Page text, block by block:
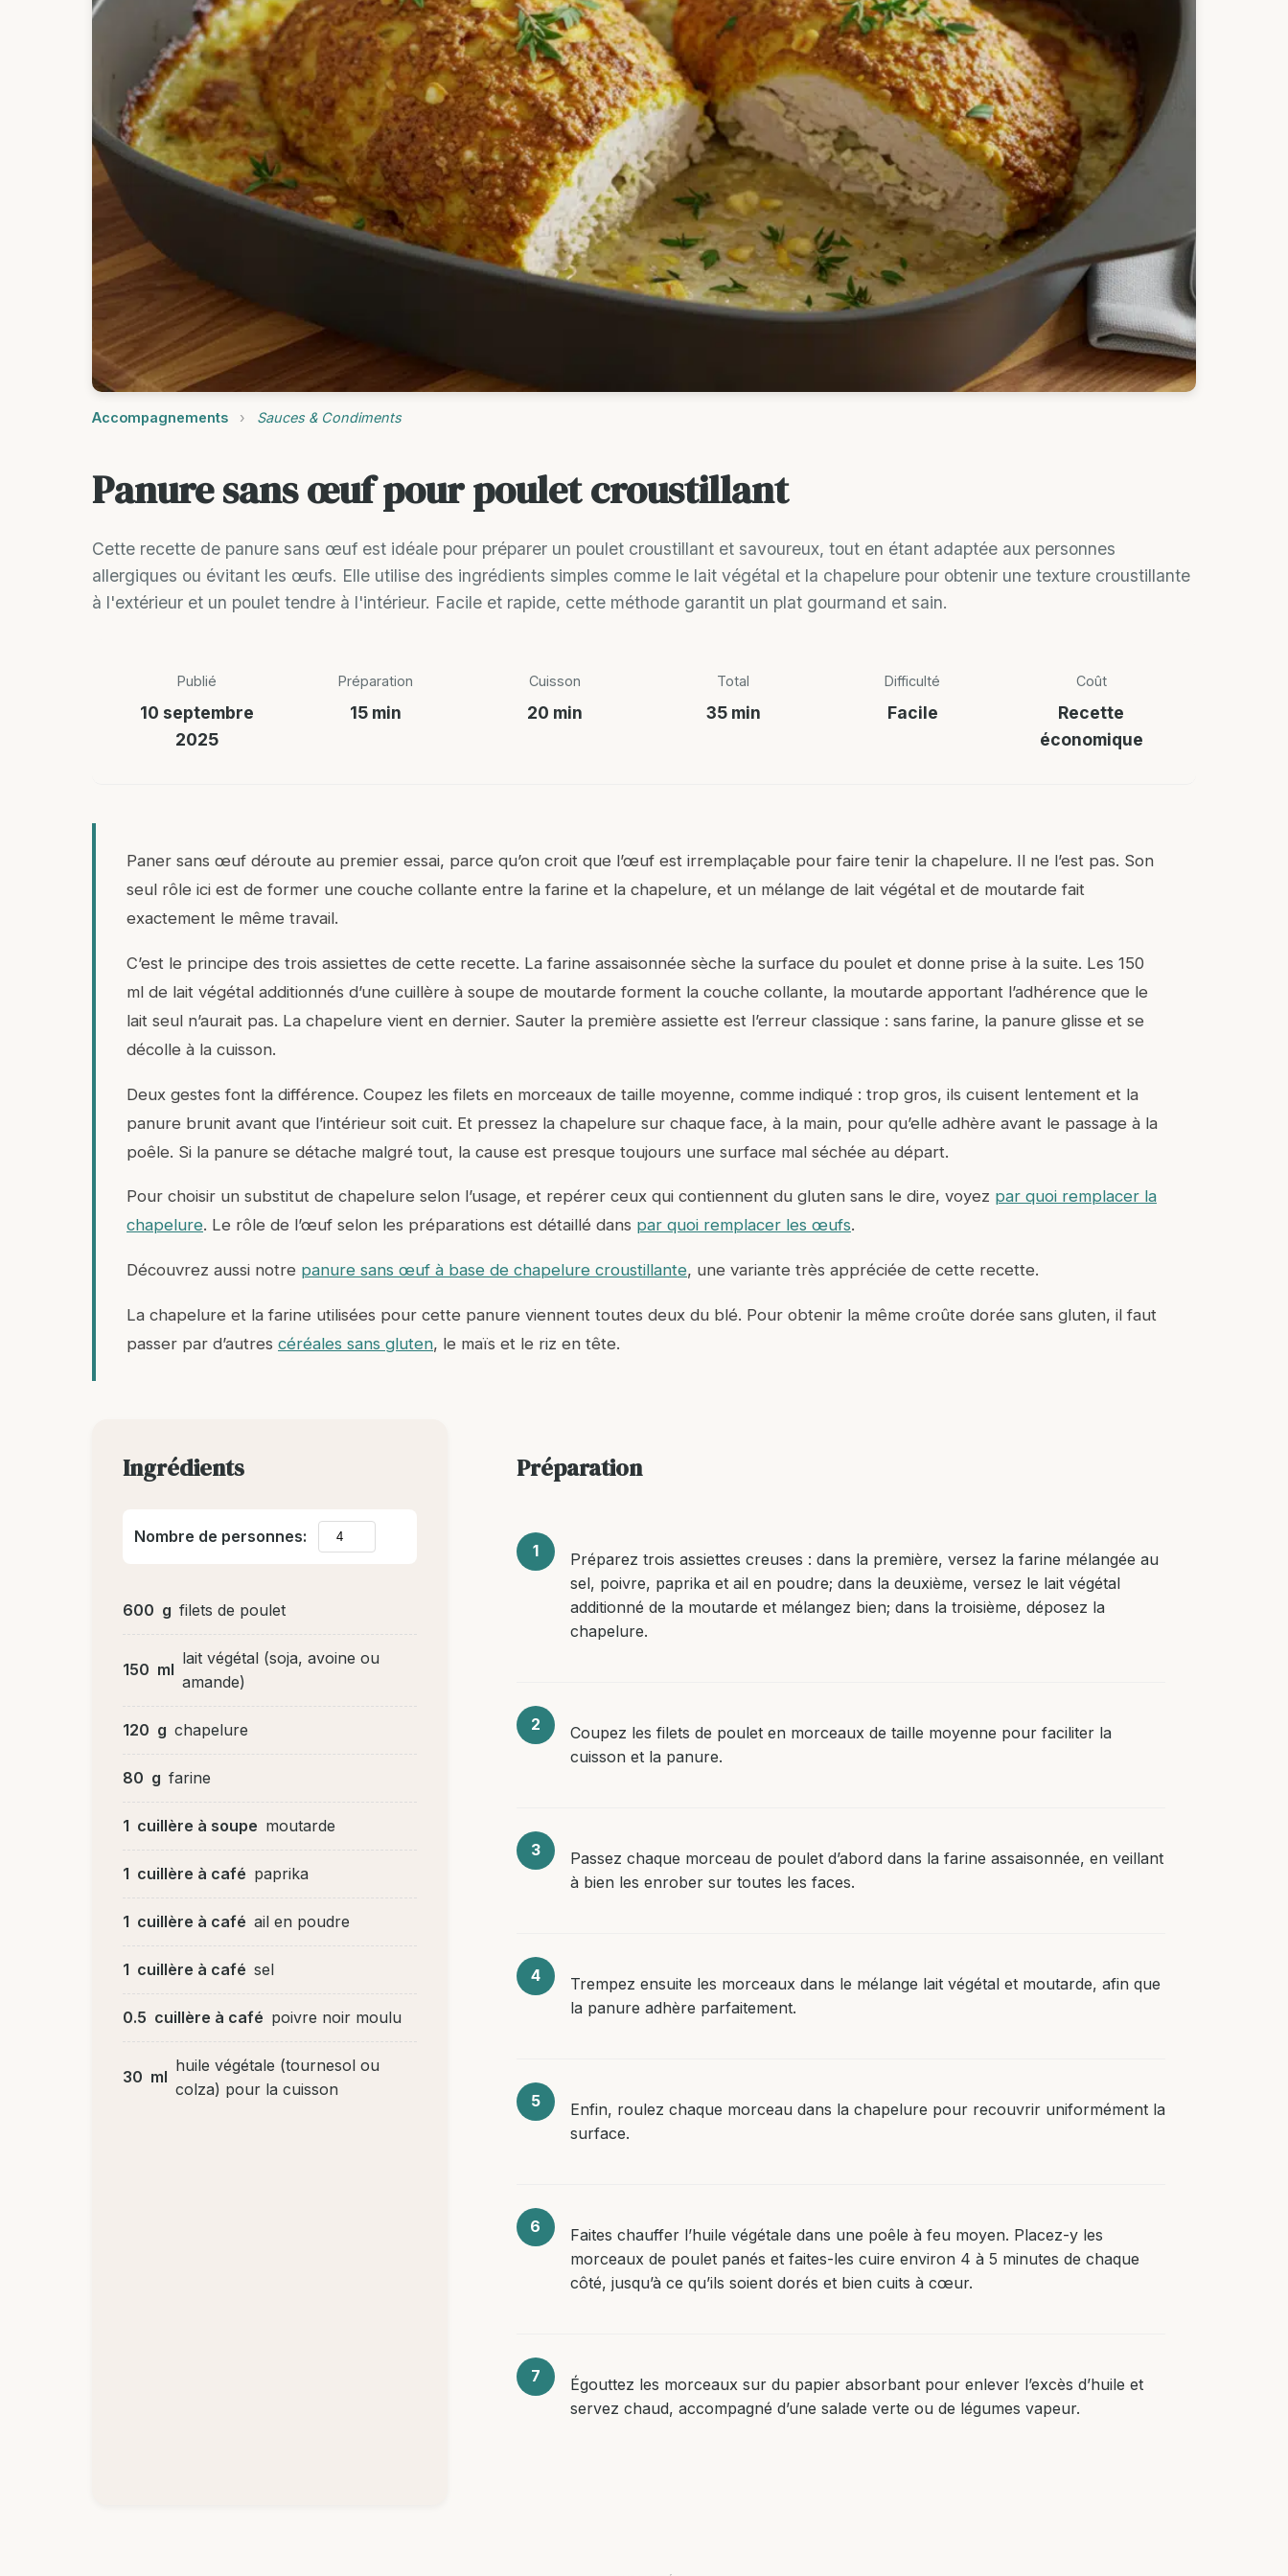
Accompagnements › Sauces & Condiments
Panure sans œuf pour poulet croustillant
Cette recette de panure sans œuf est idéale pour préparer un poulet croustillant et savoureux, tout en étant adaptée aux personnes
allergiques ou évitant les œufs. Elle utilise des ingrédients simples comme le lait végétal et la chapelure pour obtenir une texture croustillante
à l'extérieur et un poulet tendre à l'intérieur. Facile et rapide, cette méthode garantit un plat gourmand et sain.
Publié
10 septembre
2025
Préparation
15 min
Cuisson
20 min
Total
35 min
Difficulté
Facile
Coût
Recette
économique
Paner sans œuf déroute au premier essai, parce qu’on croit que l’œuf est irremplaçable pour faire tenir la chapelure. Il ne l’est pas. Son
seul rôle ici est de former une couche collante entre la farine et la chapelure, et un mélange de lait végétal et de moutarde fait
exactement le même travail.
C’est le principe des trois assiettes de cette recette. La farine assaisonnée sèche la surface du poulet et donne prise à la suite. Les 150
ml de lait végétal additionnés d’une cuillère à soupe de moutarde forment la couche collante, la moutarde apportant l’adhérence que le
lait seul n’aurait pas. La chapelure vient en dernier. Sauter la première assiette est l’erreur classique : sans farine, la panure glisse et se
décolle à la cuisson.
Deux gestes font la différence. Coupez les filets en morceaux de taille moyenne, comme indiqué : trop gros, ils cuisent lentement et la
panure brunit avant que l’intérieur soit cuit. Et pressez la chapelure sur chaque face, à la main, pour qu’elle adhère avant le passage à la
poêle. Si la panure se détache malgré tout, la cause est presque toujours une surface mal séchée au départ.
Pour choisir un substitut de chapelure selon l’usage, et repérer ceux qui contiennent du gluten sans le dire, voyez par quoi remplacer la
chapelure. Le rôle de l’œuf selon les préparations est détaillé dans par quoi remplacer les œufs.
Découvrez aussi notre panure sans œuf à base de chapelure croustillante, une variante très appréciée de cette recette.
La chapelure et la farine utilisées pour cette panure viennent toutes deux du blé. Pour obtenir la même croûte dorée sans gluten, il faut
passer par d’autres céréales sans gluten, le maïs et le riz en tête.
Ingrédients
Nombre de personnes:
600 g filets de poulet
150 ml
lait végétal (soja, avoine ou
amande)
120 g chapelure
80 g farine
1 cuillère à soupe moutarde
1 cuillère à café paprika
1 cuillère à café ail en poudre
1 cuillère à café sel
0.5 cuillère à café poivre noir moulu
30 ml
huile végétale (tournesol ou
colza) pour la cuisson
Préparation
Préparez trois assiettes creuses : dans la première, versez la farine mélangée au
sel, poivre, paprika et ail en poudre; dans la deuxième, versez le lait végétal
additionné de la moutarde et mélangez bien; dans la troisième, déposez la
chapelure.
Coupez les filets de poulet en morceaux de taille moyenne pour faciliter la
cuisson et la panure.
Passez chaque morceau de poulet d’abord dans la farine assaisonnée, en veillant
à bien les enrober sur toutes les faces.
Trempez ensuite les morceaux dans le mélange lait végétal et moutarde, afin que
la panure adhère parfaitement.
Enfin, roulez chaque morceau dans la chapelure pour recouvrir uniformément la
surface.
Faites chauffer l’huile végétale dans une poêle à feu moyen. Placez-y les
morceaux de poulet panés et faites-les cuire environ 4 à 5 minutes de chaque
côté, jusqu’à ce qu’ils soient dorés et bien cuits à cœur.
Égouttez les morceaux sur du papier absorbant pour enlever l’excès d’huile et
servez chaud, accompagné d’une salade verte ou de légumes vapeur.